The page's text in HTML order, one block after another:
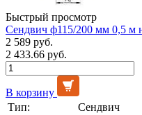
Быстрый просмотр
Сендвич ф115/200 мм 0,5 м
2 589 руб.
2 433.66 руб.
В корзину
Тип:
Сендвич